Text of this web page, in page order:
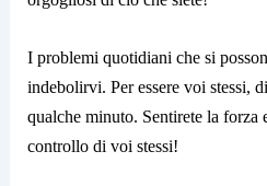
I problemi quotidiani che si
indebolirvi. Per essere voi stessi,
qualche minuto. Sentirete la forza
controllo di voi stessi!